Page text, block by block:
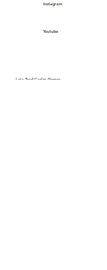
Instagram
Youtube
Loja Tred Carlos Gomes